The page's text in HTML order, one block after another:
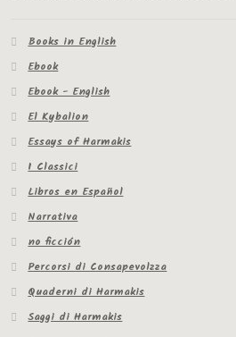
Books in English
Ebook
Ebook - English
El Kybalion
Essays of Harmakis
I Classici
Libros en Español
Narrativa
no ficción
Percorsi di Consapevolzza
Quaderni di Harmakis
Saggi di Harmakis